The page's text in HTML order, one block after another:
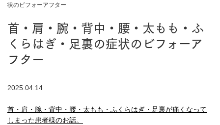
状のビフォーアフター
首・肩・腕・背中・腰・太もも・ふ
くらはぎ・足裏の症状のビフォーア
フター
2025.04.14
首・肩・腕・背中・腰・太もも・ふくらはぎ・足裏が痛くなって
しまった患者様のお話。